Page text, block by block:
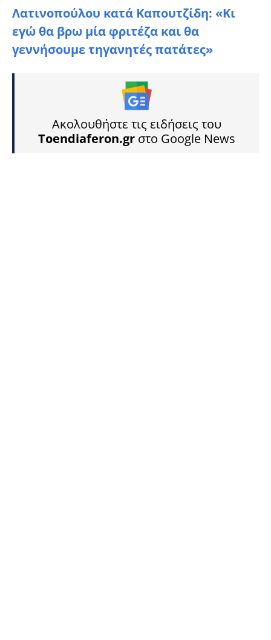
Λατινοπούλου κατά Καπουτζίδη: «Κι
εγώ θα βρω μία φριτέζα και θα
γεννήσουμε τηγανητές πατάτες»
Ακολουθήστε τις ειδήσεις του
Toendiaferon.gr στο Google News